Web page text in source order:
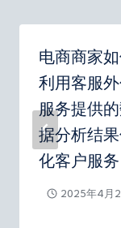
电商商家
利用客服
服务提供
据分析结
化客户服务
2025年4月